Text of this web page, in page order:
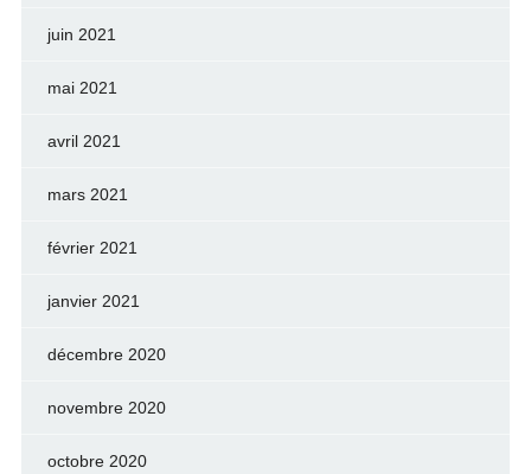
juin 2021
mai 2021
avril 2021
mars 2021
février 2021
janvier 2021
décembre 2020
novembre 2020
octobre 2020